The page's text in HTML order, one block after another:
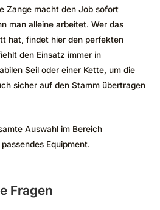
Zange macht den Job sofort
man alleine arbeitet. Wer das
hat, findet hier den perfekten
den Einsatz immer in
Seil oder einer Kette, um die
sicher auf den Stamm übertragen
Auswahl im Bereich
Equipment.
Fragen